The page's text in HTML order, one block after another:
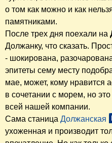
о том как можно и как
памятниками.
После трех дня поехали на
Должанку, что сказать.
- шокирована,
эпитеты сему месту
мае, может, кому нравится
в сочетании с морем, но
всей нашей компании.
Сама станица Должанская
ухоженная и производит